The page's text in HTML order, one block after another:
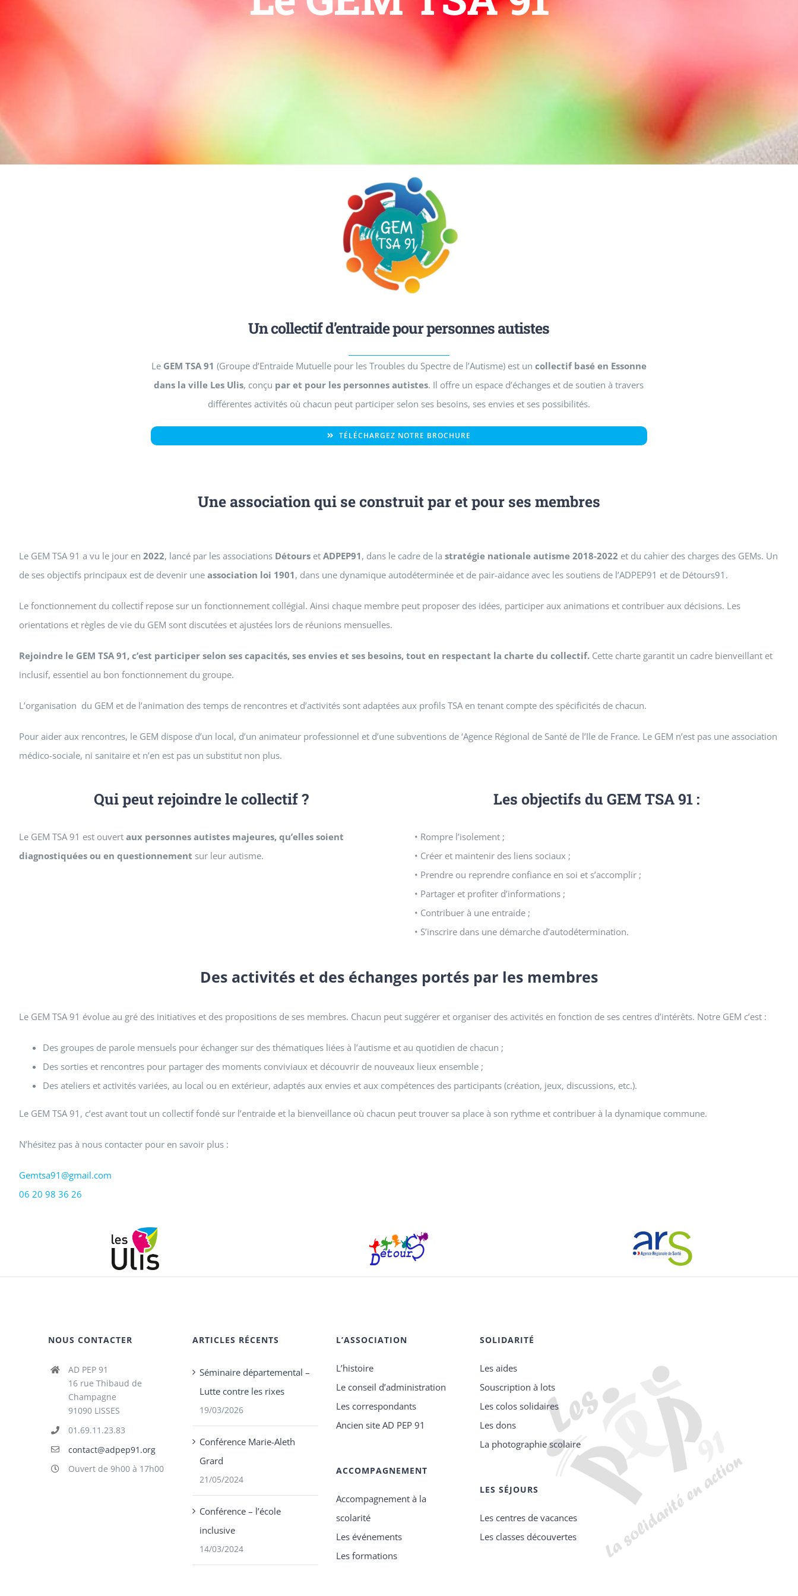
Un collectif d’entraide pour personnes autistes
Le GEM TSA 91 (Groupe d’Entraide Mutuelle pour les Troubles du Spectre de l’Autisme) est un collectif basé en Essonne
dans la ville Les Ulis, conçu par et pour les personnes autistes. Il offre un espace d’échanges et de soutien à travers
différentes activités où chacun peut participer selon ses besoins, ses envies et ses possibilités.
TÉLÉCHARGEZ NOTRE BROCHURE
Une association qui se construit par et pour ses membres
Le GEM TSA 91 a vu le jour en 2022, lancé par les associations Détourset ADPEP91, dans le cadre de la stratégie nationale autisme 2018-2022 et du cahier des charges des GEMs. Un
de ses objectifs principaux est de devenir une association loi 1901, dans une dynamique autodéterminée et de pair-aidance avec les soutiens de l’ADPEP91 et de Détours91.
Le fonctionnement du collectif repose sur un fonctionnement collégial. Ainsi chaque membre peut proposer des idées, participer aux animations et contribuer aux décisions. Les
orientations et règles de vie du GEM sont discutées et ajustées lors de réunions mensuelles.
Rejoindre le GEM TSA 91, c’est participer selon ses capacités, ses envies et ses besoins, tout en respectant la charte du collectif.Cette charte garantit un cadre bienveillant et
inclusif, essentiel au bon fonctionnement du groupe.
L’organisation du GEM et de l’animation des temps de rencontres et d’activités sont adaptées aux profils TSA en tenant compte des spécificités de chacun.
Pour aider aux rencontres, le GEM dispose d’un local, d’un animateur professionnel et d’une subventions de ‘Agence Régional de Santé de l’Ile de France. Le GEM n’est pas une association
médico-sociale, ni sanitaire et n’en est pas un substitut non plus.
Qui peut rejoindre le collectif ?
Le GEM TSA 91 est ouvert aux personnes autistes majeures, qu’elles soient
diagnostiquées ou en questionnement sur leur autisme.
Les objectifs du GEM TSA 91 :
• Rompre l’isolement ;
• Créer et maintenir des liens sociaux ;
• Prendre ou reprendre confiance en soi et s’accomplir ;
• Partager et profiter d’informations ;
• Contribuer à une entraide ;
• S’inscrire dans une démarche d’autodétermination.
Des activités et des échanges portés par les membres
Le GEM TSA 91 évolue au gré des initiatives et des propositions de ses membres. Chacun peut suggérer et organiser des activités en fonction de ses centres d’intérêts. Notre GEM c’est :
Des groupes de parole mensuels pour échanger sur des thématiques liées à l’autisme et au quotidien de chacun ;
Des sorties et rencontres pour partager des moments conviviaux et découvrir de nouveaux lieux ensemble ;
Des ateliers et activités variées, au local ou en extérieur, adaptés aux envies et aux compétences des participants (création, jeux, discussions, etc.).
Le GEM TSA 91, c’est avant tout un collectif fondé sur l’entraide et la bienveillance où chacun peut trouver sa place à son rythme et contribuer à la dynamique commune.
N’hésitez pas à nous contacter pour en savoir plus :
Gemtsa91@gmail.com
06 20 98 36 26
NOUS CONTACTER
AD PEP 91
16 rue Thibaud de
Champagne
91090 LISSES
01.69.11.23.83
contact@adpep91.org
Ouvert de 9h00 à 17h00
ARTICLES RÉCENTS
Séminaire départemental –
Lutte contre les rixes
19/03/2026
Conférence Marie-Aleth
Grard
21/05/2024
Conférence – l’école
inclusive
14/03/2024
L’ASSOCIATION
L’histoire
Le conseil d’administration
Les correspondants
Ancien site AD PEP 91
ACCOMPAGNEMENT
Accompagnement à la
scolarité
Les événements
Les formations
SOLIDARITÉ
Les aides
Souscription à lots
Les colos solidaires
Les dons
La photographie scolaire
LES SÉJOURS
Les centres de vacances
Les classes découvertes